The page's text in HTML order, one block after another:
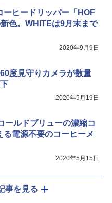
ーヒードリッパー「HOF
色。WHITEは9月末まで
2020年9月9日
度見守りカメラが数量
2020年5月19日
ールドブリューの濃縮コ
る電源不要のコーヒーメ
2020年5月15日
事を見る